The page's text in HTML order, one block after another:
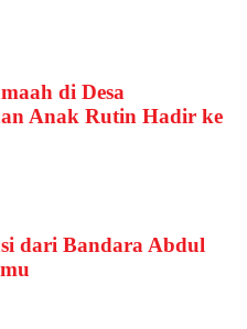
di Desa
Anak Rutin Hadir ke
dari Bandara Abdul